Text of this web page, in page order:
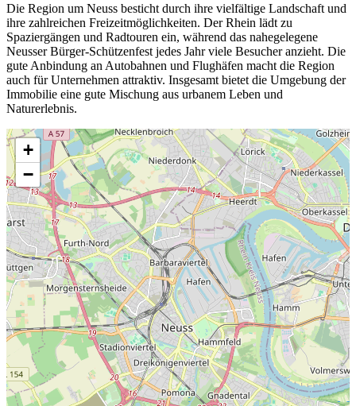
Die Region um Neuss besticht durch ihre vielfältige Landschaft und
ihre zahlreichen Freizeitmöglichkeiten. Der Rhein lädt zu
Spaziergängen und Radtouren ein, während das nahegelegene
Neusser Bürger-Schützenfest jedes Jahr viele Besucher anzieht. Die
gute Anbindung an Autobahnen und Flughäfen macht die Region
auch für Unternehmen attraktiv. Insgesamt bietet die Umgebung der
Immobilie eine gute Mischung aus urbanem Leben und
Naturerlebnis.
+
−